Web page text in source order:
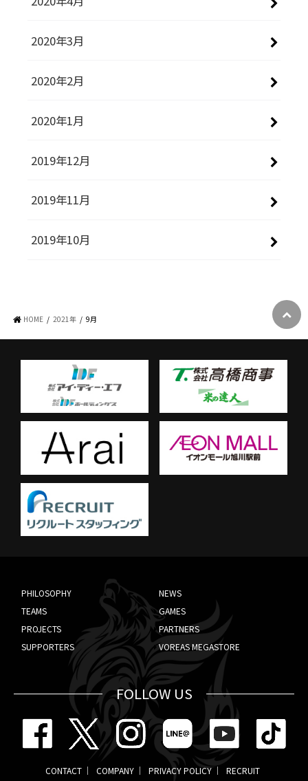
2020年3月
2020年2月
2020年1月
2019年12月
2019年11月
2019年10月
HOME 2021年 9月
PHILOSOPHY
NEWS
TEAMS
GAMES
PROJECTS
PARTNERS
SUPPORTERS
VOREAS MEGASTORE
FOLLOW US
CONTACT COMPANY PRIVACY POLICY RECRUIT